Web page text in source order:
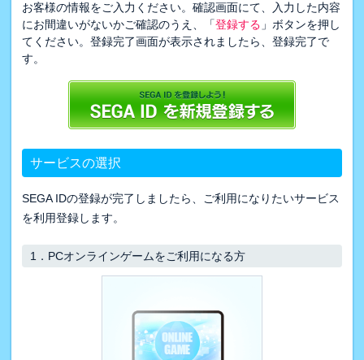
お客様の情報をご入力ください。確認画面にて、入力した内容
にお間違いがないかご確認のうえ、「登録する 」ボタンを押し
てください。登録完了画面が表示されましたら、登録完了で
す。
サービスの選択
SEGA IDの登録が完了しましたら、ご利用になりたいサービス
を利用登録します。
1． PCオンラインゲームをご利用になる方